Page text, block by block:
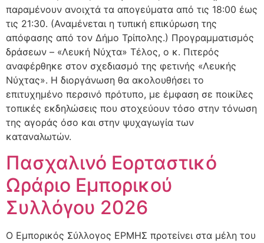
παραμένουν ανοιχτά τα απογεύματα από τις 18:00 έως
τις 21:30. (Αναμένεται η τυπική επικύρωση της
απόφασης από τον Δήμο Τρίπολης.) Προγραμματισμός
δράσεων – «Λευκή Νύχτα» Τέλος, ο κ. Πιτερός
αναφέρθηκε στον σχεδιασμό της φετινής «Λευκής
Νύχτας». Η διοργάνωση θα ακολουθήσει το
επιτυχημένο περσινό πρότυπο, με έμφαση σε ποικίλες
τοπικές εκδηλώσεις που στοχεύουν τόσο στην τόνωση
της αγοράς όσο και στην ψυχαγωγία των
καταναλωτών.
Πασχαλινό Εορταστικό
Ωράριο Εμπορικού
Συλλόγου 2026
Ο Εμπορικός Σύλλογος ΕΡΜΗΣ προτείνει στα μέλη του